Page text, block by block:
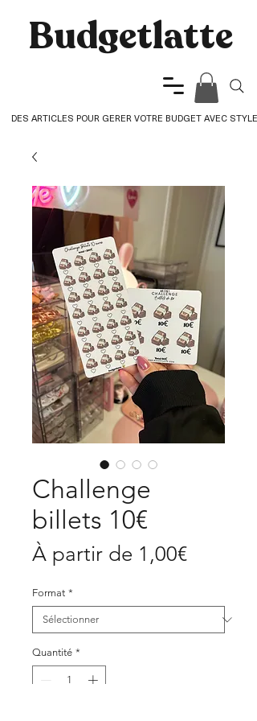
Budgetlatte​
DES ARTICLES POUR GERER VOTRE BUDGET AVEC STYLE
Challenge
billets 10€
À partir de 1,00€Prix
Format *
Quantité *